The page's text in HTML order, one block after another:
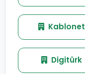
Kablonet
Digitürk